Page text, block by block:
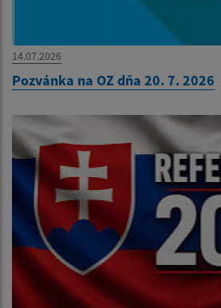
14.07.2026
Pozvánka na OZ dňa 20. 7. 2026